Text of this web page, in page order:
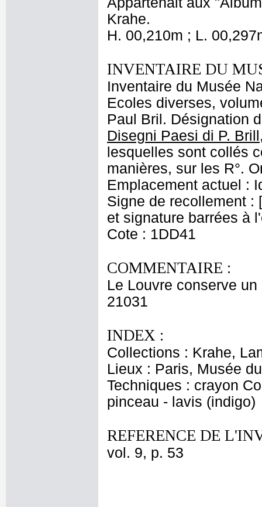
Krahe.
H. 00,210m ; L.
INVENTAIRE DU
Inventaire du Musée
Ecoles diverses,
Paul Bril. Désignation
Disegni Paesi di P.
lesquelles sont collés
manières, sur les R°.
Emplacement actuel :
Signe de recollement
et signature barrées à
Cote : 1DD41
COMMENTAIRE :
Le Louvre conserve
21031
INDEX :
Collections : Krahe,
Lieux : Paris, Musée
Techniques : crayon
pinceau - lavis (indigo)
REFERENCE DE
vol. 9, p. 53